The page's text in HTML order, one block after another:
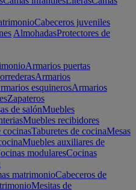
Cabeceros juveniles
AlmohadasProtectores de
Armarios puertas
Armarios
esquinerosArmarios
Zapateros
de salónMuebles
Muebles recibidores
cocinasTaburetes de cocinaMesas
Muebles auxiliares de
modularesCocinas
matrimonioCabeceros de
Mesitas de